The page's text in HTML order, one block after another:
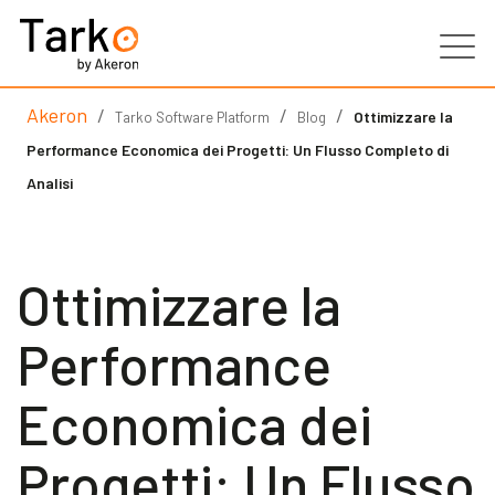
Prodotti
Servizi
Partner
Risorse
Akeron / Tarko Software Platform / Blog /
Ottimizzare la
Performance Economica dei Progetti: Un Flusso Completo di
Analisi
Ottimizzare la
Performance
Economica dei